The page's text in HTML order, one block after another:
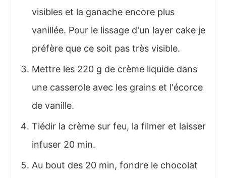
visibles et la ganache encore plus
vanillée. Pour le lissage d'un layer cake je
préfère que ce soit pas très visible.
Mettre les 220 g de crème liquide dans
une casserole avec les grains et l'écorce
de vanille.
Tiédir la crème sur feu, la filmer et laisser
infuser 20 min.
Au bout des 20 min, fondre le chocolat